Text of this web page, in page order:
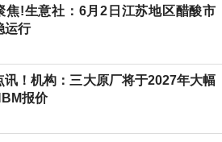
焦!生意社：6月2日江苏地区醋酸市
运行
讯！机构：三大原厂将于2027年大幅
报价